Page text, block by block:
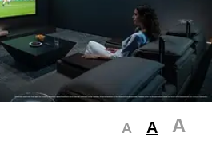
A A A